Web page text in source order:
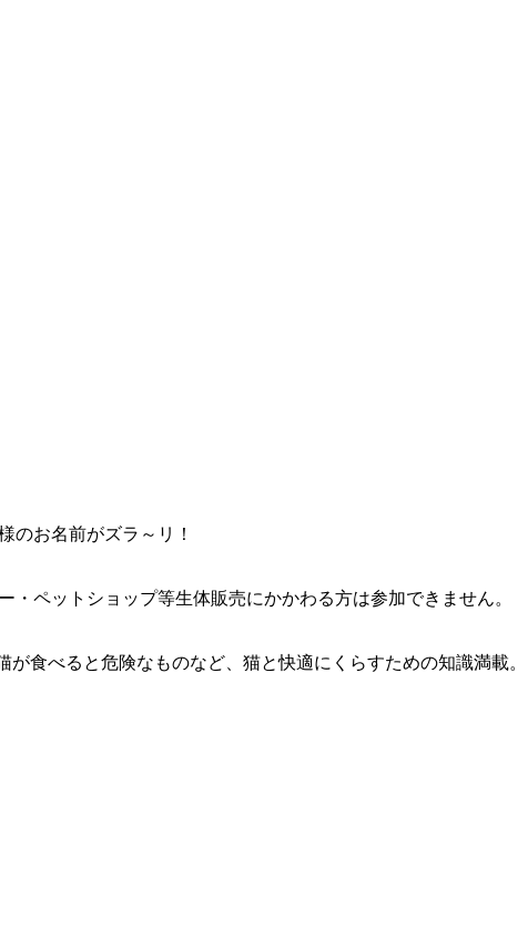
のお名前がズラ～リ！
ペットショップ等生体販売にかかわる方は参加できません。
食べると危険なものなど、猫と快適にくらすための知識満載。